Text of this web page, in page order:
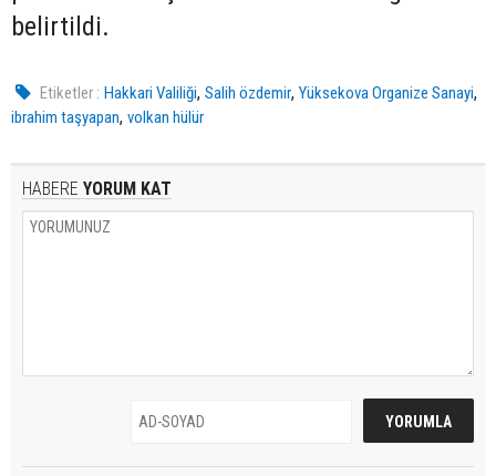
belirtildi.
Etiketler : Hakkari Valiliği,Salih özdemir,Yüksekova Organize Sanayi,
ibrahim taşyapan, volkan hülür
HABERE YORUM KAT